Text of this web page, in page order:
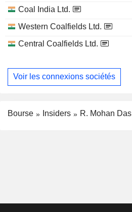
Coal India Ltd.
Western Coalfields Ltd.
Central Coalfields Ltd.
Voir les connexions sociétés
Bourse Insiders R. Mohan Das